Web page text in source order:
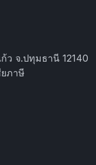
ว จ.ปทุมธานี 12140
ภาษี